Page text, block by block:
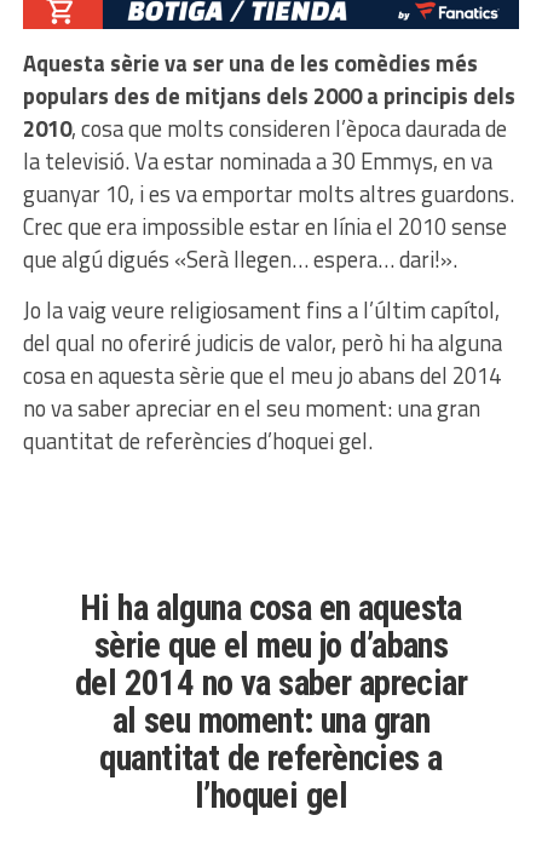
Aquesta sèrie va ser una de les comèdies més
populars des de mitjans dels 2000 a principis dels
2010, cosa que molts consideren l’època daurada de
la televisió. Va estar nominada a 30 Emmys, en va
guanyar 10, i es va emportar molts altres guardons.
Crec que era impossible estar en línia el 2010 sense
que algú digués «Serà llegen… espera… dari!».
Jo la vaig veure religiosament fins a l’últim capítol,
del qual no oferiré judicis de valor, però hi ha alguna
cosa en aquesta sèrie que el meu jo abans del 2014
no va saber apreciar en el seu moment: una gran
quantitat de referències d’hoquei gel.
Hi ha alguna cosa en aquesta
sèrie que el meu jo d’abans
del 2014 no va saber apreciar
al seu moment: una gran
quantitat de referències a
l’hoquei gel